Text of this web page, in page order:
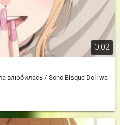
0:02
влюбилась / Sono Bisque Doll wa